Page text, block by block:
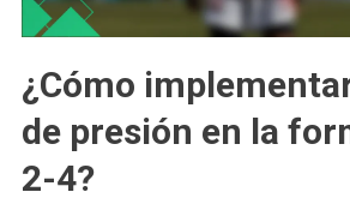
¿Cómo
de presión en la
2-4?